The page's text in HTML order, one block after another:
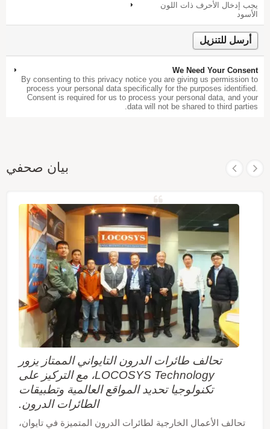
يجب إدخال الأحرف ذات اللون
الأسود
We Need Your Consent
By consenting to this privacy notice you are giving us permission to
process your personal data specifically for the purposes identified.
Consent is required for us to process your personal data, and your
data will not be shared to third parties.
بيان صحفي
تحالف طائرات الدرون التايواني الممتاز يزور
LOCOSYS Technology، مع التركيز على
تكنولوجيا تحديد المواقع العالمية وتطبيقات
الطائرات الدرون.
تحالف الأعمال الخارجية لطائرات الدرون المتميزة في تايوان،